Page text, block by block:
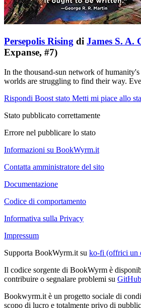
Persepolis Rising di James S. A.
Expanse, #7)
In the thousand-sun network of
worlds are struggling to find their way.
Rispondi Boost stato Metti mi piace allo
Stato pubblicato correttamente
Errore nel pubblicare lo stato
Informazioni su BookWyrm.it
Contatta amministratore del sito
Documentazione
Codice di comportamento
Informativa sulla Privacy
Impressum
Supporta BookWyrm.it su ko-fi (offrici un
Il codice sorgente di BookWyrm è
contribuire o segnalare problemi su GitHub
Bookwyrm.it è un progetto sociale di
scopo di lucro e totalmente privo di